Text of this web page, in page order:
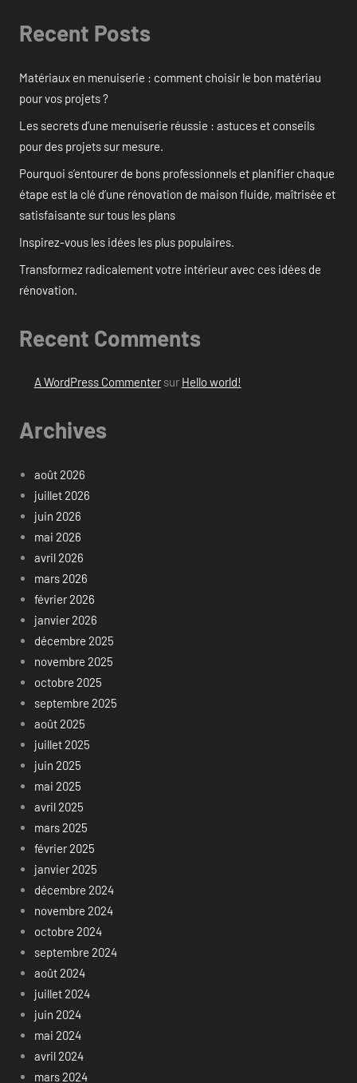
Recent Posts
Matériaux en menuiserie : comment choisir le bon matériau
pour vos projets ?
Les secrets d’une menuiserie réussie : astuces et conseils
pour des projets sur mesure.
Pourquoi s’entourer de bons professionnels et planifier chaque
étape est la clé d’une rénovation de maison fluide, maîtrisée et
satisfaisante sur tous les plans
Inspirez-vous les idées les plus populaires.
Transformez radicalement votre intérieur avec ces idées de
rénovation.
Recent Comments
A WordPress Commentersur Hello world!
Archives
août 2026
juillet 2026
juin 2026
mai 2026
avril 2026
mars 2026
février 2026
janvier 2026
décembre 2025
novembre 2025
octobre 2025
septembre 2025
août 2025
juillet 2025
juin 2025
mai 2025
avril 2025
mars 2025
février 2025
janvier 2025
décembre 2024
novembre 2024
octobre 2024
septembre 2024
août 2024
juillet 2024
juin 2024
mai 2024
avril 2024
mars 2024